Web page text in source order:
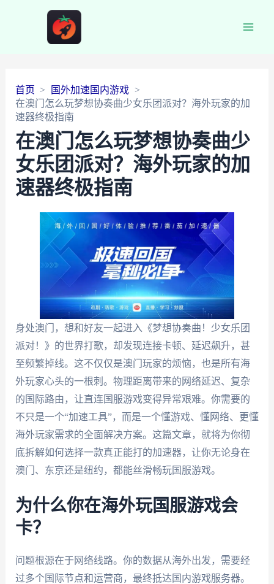
首页
国外加速国内游戏
在澳门怎么玩梦想协奏曲少女乐团派对？海外玩家的加
速器终极指南
在澳门怎么玩梦想协奏曲少
女乐团派对？海外玩家的加
速器终极指南
身处澳门，想和好友一起进入《梦想协奏曲！少女乐团
派对！》的世界打歌，却发现连接卡顿、延迟飙升，甚
至频繁掉线。这不仅仅是澳门玩家的烦恼，也是所有海
外玩家心头的一根刺。物理距离带来的网络延迟、复杂
的国际路由，让直连国服游戏变得异常艰难。你需要的
不只是一个“加速工具”，而是一个懂游戏、懂网络、更懂
海外玩家需求的全面解决方案。这篇文章，就将为你彻
底拆解如何选择一款真正能打的加速器，让你无论身在
澳门、东京还是纽约，都能丝滑畅玩国服游戏。
为什么你在海外玩国服游戏会
卡？
问题根源在于网络线路。你的数据从海外出发，需要经
过多个国际节点和运营商，最终抵达国内游戏服务器。